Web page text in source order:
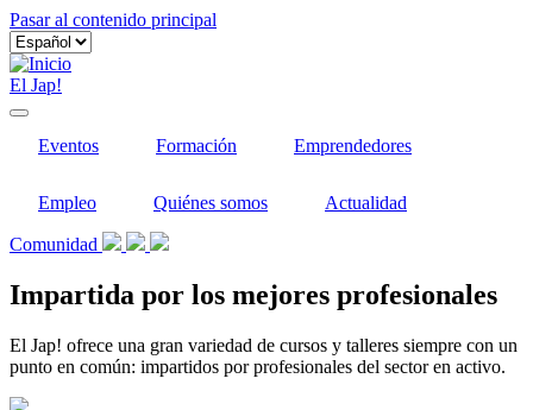
Pasar al contenido principal
El Jap!
Eventos Formación Emprendedores
Empleo Quiénes somos Actualidad
Comunidad
Impartida por los mejores profesionales
El Jap! ofrece una gran variedad de cursos y talleres siempre con un
punto en común: impartidos por profesionales del sector en activo.